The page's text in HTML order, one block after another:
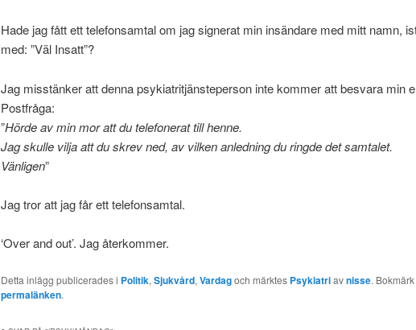
Hade jag fått ett telefonsamtal om jag signerat min insändare med mitt namn,
med: ”Väl Insatt”?
Jag misstänker att denna psykiatritjänsteperson inte kommer att besvara min
Postfråga:
”Hörde av min mor att du telefonerat till henne.
Jag skulle vilja att du skrev ned, av vilken anledning du ringde det samtalet.
Vänligen”
Jag tror att jag får ett telefonsamtal.
‘Over and out’. Jag återkommer.
Detta inlägg publicerades i Politik, Sjukvård, Vardagoch märktes Psykiatriavnisse. Bokmärk
permalänken.